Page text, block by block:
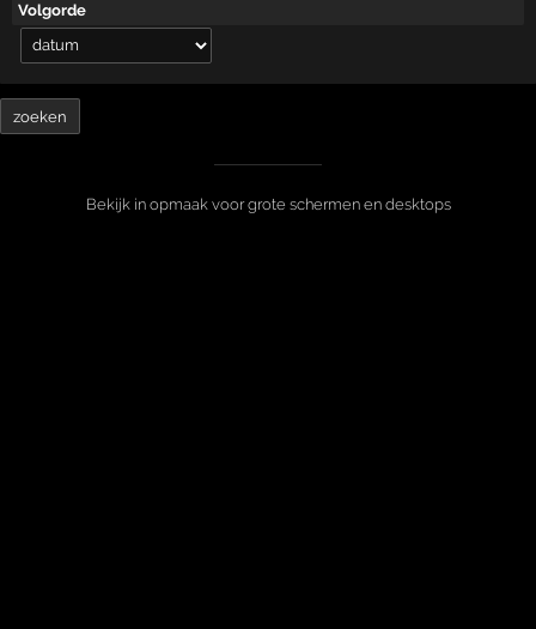
Volgorde
Bekijk in opmaak voor grote schermen en desktops